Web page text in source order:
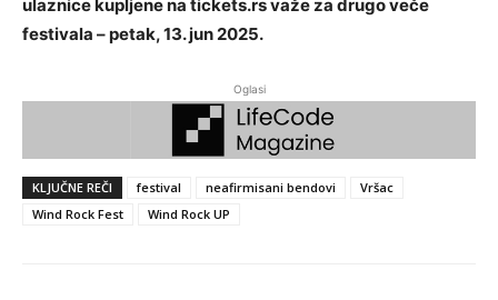
ulaznice kupljene na tickets.rs važe za drugo veče
festivala – petak, 13. jun 2025.
Oglasi
KLJUČNE REČI festival neafirmisani bendovi
Vršac
Wind Rock Fest
Wind Rock UP